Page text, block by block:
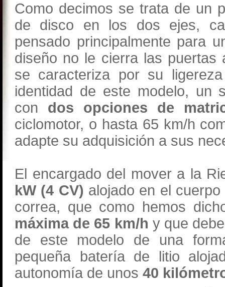
Como decimos se trata de un
de disco en los dos ejes,
pensado principalmente para
diseño no le cierra las puertas
se caracteriza por su
identidad de este modelo, un
con dos opciones de
ciclomotor, o hasta 65 km/h
adapte su adquisición a sus
El encargado del mover a la
kW (4 CV) alojado en el
correa, que como hemos
máxima de 65 km/h y que
de este modelo de una
pequeña batería de litio
autonomía de unos 40